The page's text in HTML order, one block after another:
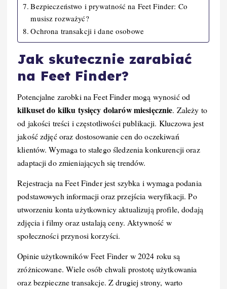
Bezpieczeństwo i prywatność na Feet Finder: Co
musisz rozważyć?
Ochrona transakcji i dane osobowe
Jak skutecznie zarabiać
na Feet Finder?
Potencjalne zarobki na Feet Finder mogą wynosić od
kilkuset do kilku tysięcy dolarów miesięcznie. Zależy to
od jakości treści i częstotliwości publikacji. Kluczowa jest
jakość zdjęć oraz dostosowanie cen do oczekiwań
klientów. Wymaga to stałego śledzenia konkurencji oraz
adaptacji do zmieniających się trendów.
Rejestracja na Feet Finder jest szybka i wymaga podania
podstawowych informacji oraz przejścia weryfikacji. Po
utworzeniu konta użytkownicy aktualizują profile, dodają
zdjęcia i filmy oraz ustalają ceny. Aktywność w
społeczności przynosi korzyści.
Opinie użytkowników Feet Finder w 2024 roku są
zróżnicowane. Wiele osób chwali prostotę użytkowania
oraz bezpieczne transakcje. Z drugiej strony, warto